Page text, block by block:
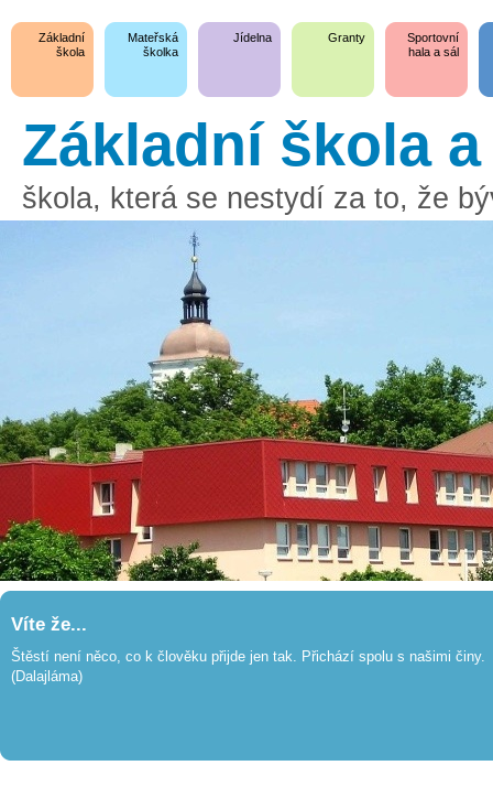
Základní
škola
Mateřská
školka
Jídelna Granty
Sportovní
hala a sál
Základní škola
škola, která se nestydí za to, že
Víte že...
Štěstí není něco, co k člověku přijde jen tak. Přichází spolu s našimi činy.
(Dalajláma)